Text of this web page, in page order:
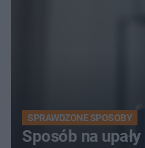
SPRAWDZONE SPOSOBY
Sposób na